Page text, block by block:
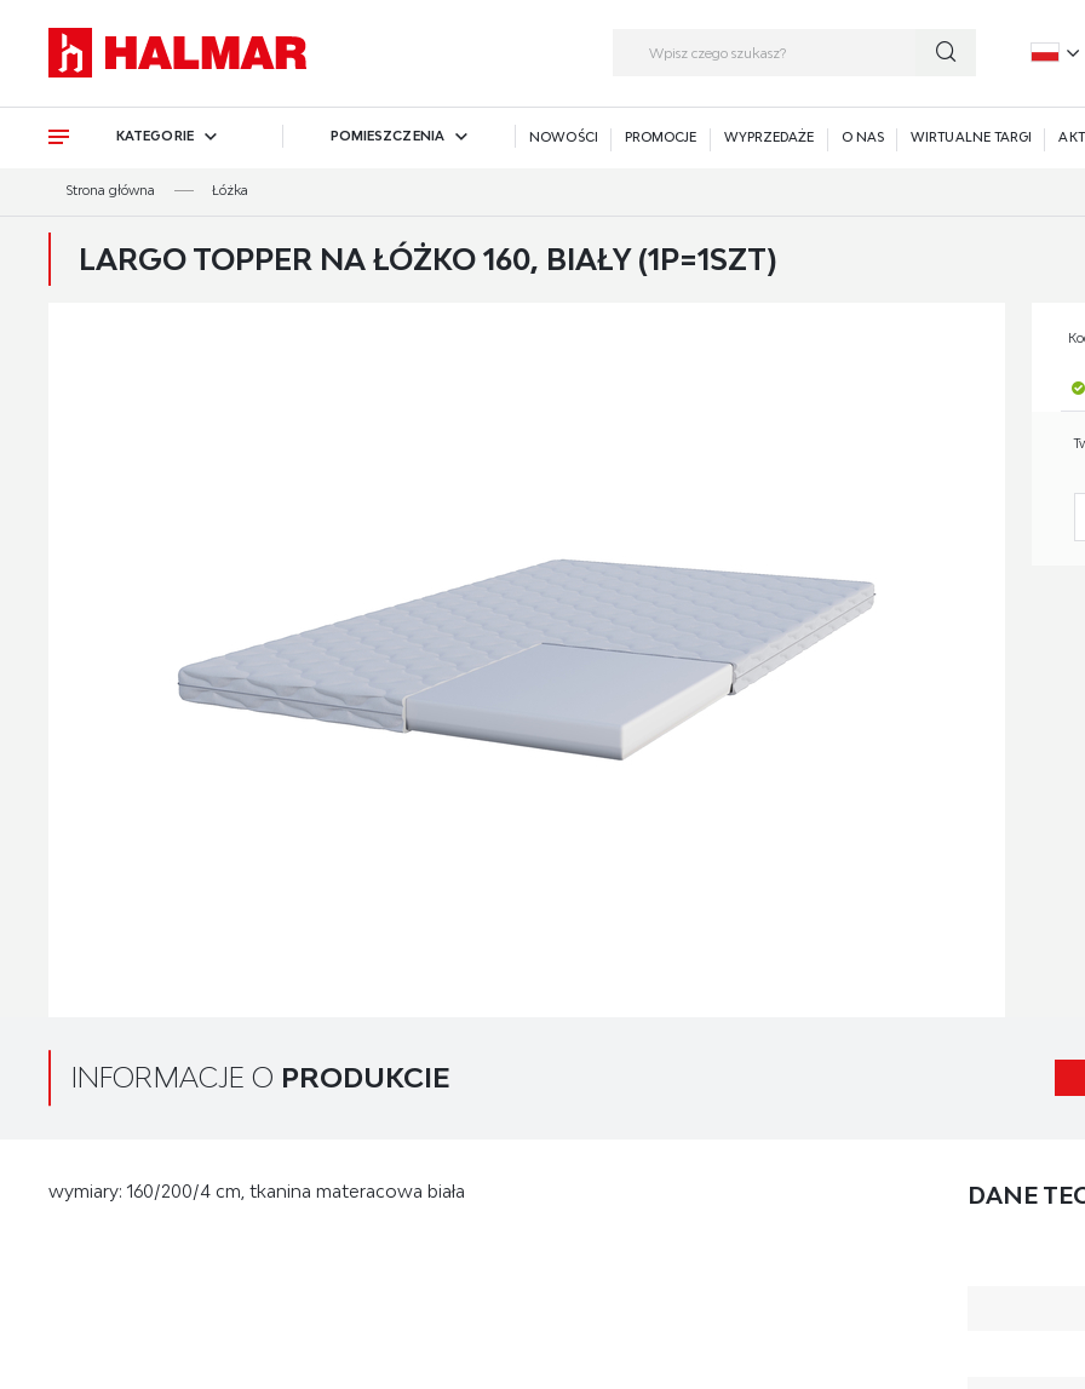
KATEGORIE POMIESZCZENIA NOWOŚCI PROMOCJE WYPRZEDAŻE O NAS WIRTUALNE TARGI
Strona główna Łóżka
LARGO TOPPER NA ŁÓŻKO 160, BIAŁY (1P=1SZT)
INFORMACJE O PRODUKCIE
wymiary: 160/200/4 cm, tkanina materacowa biała DANE